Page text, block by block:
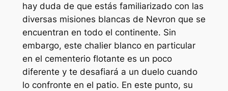
hay duda de que estás familiarizado con las
diversas misiones blancas de Nevron que se
encuentran en todo el continente. Sin
embargo, este chalier blanco en particular
en el cementerio flotante es un poco
diferente y te desafiará a un duelo cuando
lo confronte en el patio. En este punto, su